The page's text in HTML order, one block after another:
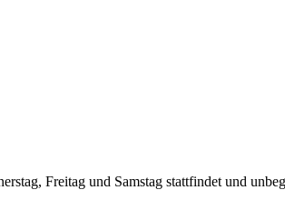
Freitag und Samstag stattfindet und